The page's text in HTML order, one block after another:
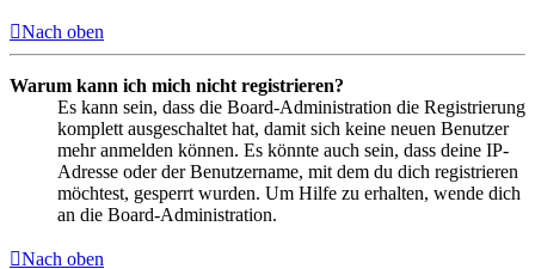
Nach oben
Warum kann ich mich nicht registrieren?
Es kann sein, dass die Board-Administration die Registrierung
komplett ausgeschaltet hat, damit sich keine neuen Benutzer
mehr anmelden können. Es könnte auch sein, dass deine IP-
Adresse oder der Benutzername, mit dem du dich registrieren
möchtest, gesperrt wurden. Um Hilfe zu erhalten, wende dich
an die Board-Administration.
Nach oben